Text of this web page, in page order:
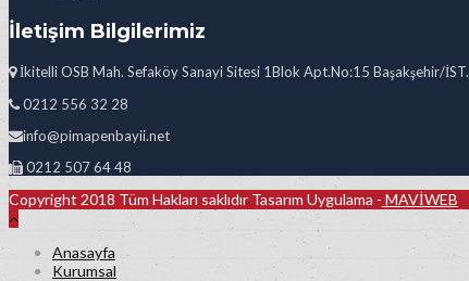
İletişim Bilgilerimiz
İkitelli OSB Mah. Sefaköy Sanayi Sitesi 1Blok Apt.No:15 Başakşehir/İST.
0212 556 32 28
info@pimapenbayii.net
0212 507 64 48
Copyright 2018 Tüm Hakları saklıdır Tasarım Uygulama - MAVİWEB
Anasayfa
Kurumsal